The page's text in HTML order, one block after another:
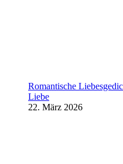
Romantische
Liebe
22. März 2026